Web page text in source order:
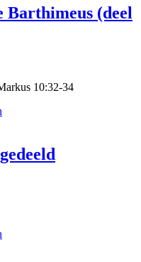
Barthimeus (deel
10:32-34